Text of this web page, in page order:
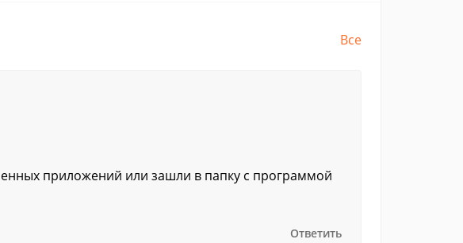
Все
приложений или зашли в папку с программой
Ответить